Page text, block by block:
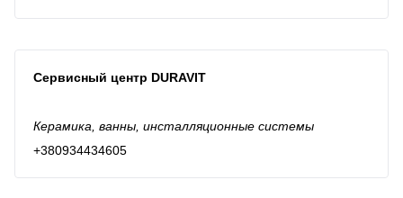
Сервисный центр DURAVIT
Керамика, ванны, инсталляционные системы
+380934434605